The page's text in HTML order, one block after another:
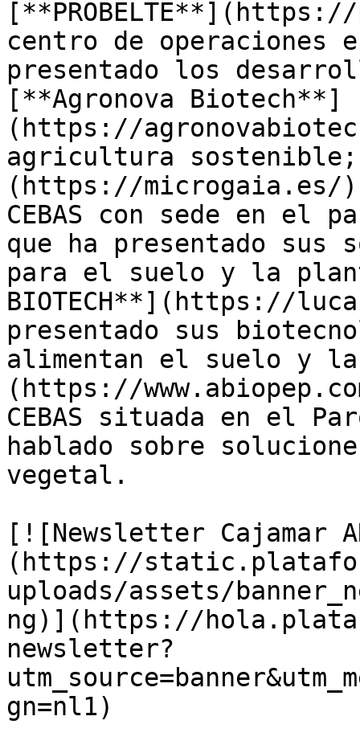
centro de operaciones
presentado los
[**Agronova Biotech**]
(https://
agricultura sostenible;
(https://microgaia.es/
CEBAS con sede en el
que ha presentado sus
para el suelo y la
BIOTECH**](https://
presentado sus
alimentan el suelo y
(https://
CEBAS situada en el
hablado sobre
vegetal.
[![Newsletter Cajamar
(https://
uploads/assets/
ng)](https://
newsletter?
gn=nl1)